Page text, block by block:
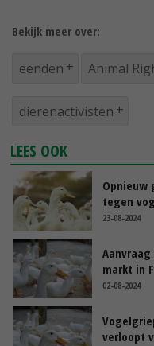
Bekijk meer over:
eenden Animal
dierenactivisten
LEES OOK
Opnieuw
tegen
23-08-2024
markt in
02-08-2024
verloopt